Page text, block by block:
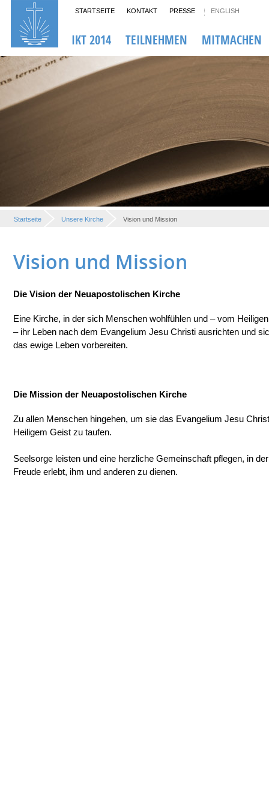
STARTSEITE KONTAKT PRESSE ENGLISH
IKT 2014 TEILNEHMEN MITMACHEN
Startseite Unsere Kirche Vision und Mission
Vision und Mission
Die Vision der Neuapostolischen Kirche
Eine Kirche, in der sich Menschen wohlfühlen und – vom
– ihr Leben nach dem Evangelium Jesu Christi ausrichten und
das ewige Leben vorbereiten.
Die Mission der Neuapostolischen Kirche
Zu allen Menschen hingehen, um sie das Evangelium Jesu
Heiligem Geist zu taufen.
Seelsorge leisten und eine herzliche Gemeinschaft pflegen, in
Freude erlebt, ihm und anderen zu dienen.